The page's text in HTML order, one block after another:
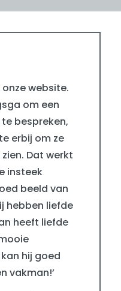
onze website.
om een
bespreken,
erbij om ze
Dat werkt
insteek
beeld van
hebben liefde
heeft liefde
hij goed
vakman!’